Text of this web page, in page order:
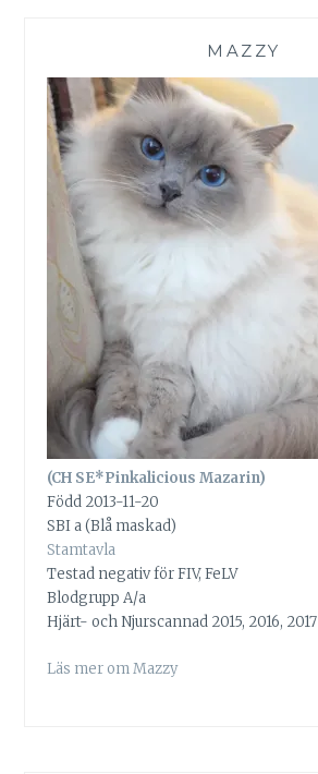
MAZZY
(CH SE*Pinkalicious Mazarin)
Född 2013-11-20
SBI a (Blå maskad)
Stamtavla
Testad negativ för FIV, FeLV
Blodgrupp A/a
Hjärt- och Njurscannad 2015, 2016, 2017
Läs mer om Mazzy